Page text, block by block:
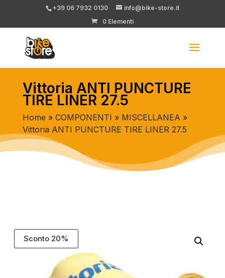
+39 06 7932 0130
info@bike-store.it
0 Elementi
Vittoria ANTI PUNCTURE
TIRE LINER 27.5
Home » COMPONENTI » MISCELLANEA »
Vittoria ANTI PUNCTURE TIRE LINER 27.5
Sconto 20%